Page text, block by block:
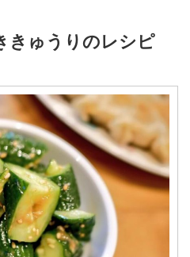
ごはん
めん類
スイーツ
スープ
きゅうりのレシピ